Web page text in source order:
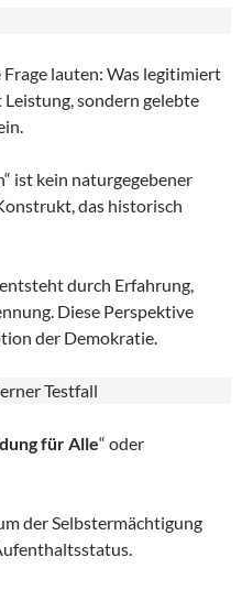
lauten: Was legitimiert
sondern gelebte
ist kein naturgegebener
das historisch
durch Erfahrung,
Diese Perspektive
der Demokratie.
Testfall
für Alle“ oder
der Selbstermächtigung